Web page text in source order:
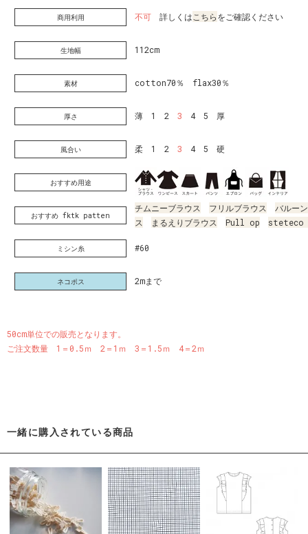
商用利用 不可 詳しくは こちらをご確認ください
生地幅 112cm
素材 cotton70％ flax30％
厚さ 薄 1 2 3 4 5 厚
風合い 柔 1 2 3 4 5 硬
おすすめ用途
おすすめ fktk patten
チムニーブラウス フリルブラウス
バルー
ス
まるえりブラウス Pull op
ミシン糸 #60
ネコポス 2mまで
50cm単位での販売となります。
ご注文数量 1＝0.5ｍ 2＝1ｍ 3＝1.5ｍ 4＝2ｍ
一緒に購入されている商品